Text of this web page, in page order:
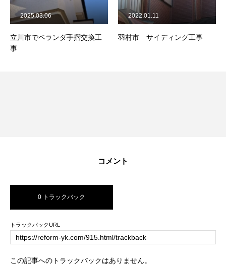
立川市でベランダ手摺交換工
事
2025.03.06
羽村市 サイディング工事
2022.01.11
コメント
0 トラックバック
トラックバックURL
この記事へのトラックバックはありません。